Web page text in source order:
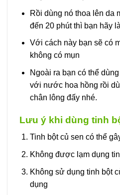
Rồi dùng nó thoa lên da
đến 20 phút thì bạn hãy
Với cách này bạn sẽ có
không có mụn
Ngoài ra bạn có thể
với nước hoa hồng rồi
chân lông đấy nhé.
Lưu ý khi dùng tinh
Tinh bột củ sen có thể
Không được lạm dụng
Không sử dụng tinh bột
dụng